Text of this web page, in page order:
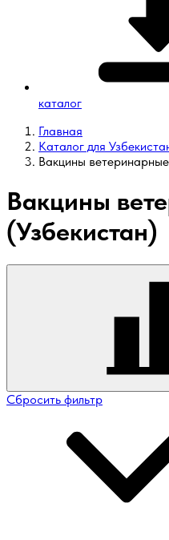
каталог
Главная
Каталог для
Вакцины
Вакцины
(Узбекистан)
Сбросить фильтр